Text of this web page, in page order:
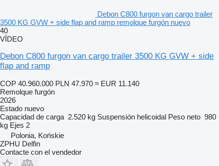
Debon C800 furgon van cargo trailer
3500 KG GVW + side flap and ramp remolque furgón nuevo
40
VÍDEO
Debon C800 furgon van cargo trailer 3500 KG GVW + side
flap and ramp
COP 40.960.000 PLN 47.970 ≈ EUR 11.140
Remolque furgón
2026
Estado nuevo
Capacidad de carga 2.520 kg Suspensión helicoidal Peso neto 980
kg Ejes 2
Polonia, Końskie
ZPHU Delfin
Contacte con el vendedor